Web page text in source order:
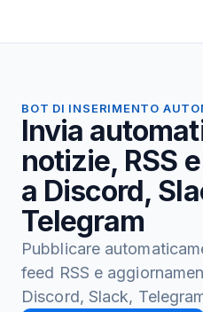
BOT DI INSERIMENTO
Invia
notizie, RSS
a Discord,
Telegram
Pubblicare
feed RSS e
Discord, Slack,